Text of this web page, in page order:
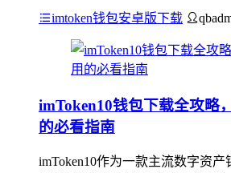
imtoken钱包安卓版下载
imToken10钱包下载全攻略
的必看指南
imToken10作为一款主流数字资